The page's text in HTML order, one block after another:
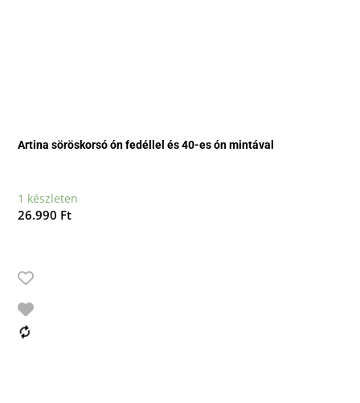
Artina söröskorsó ón fedéllel és 40-es ón mintával
1 készleten
26.990 Ft